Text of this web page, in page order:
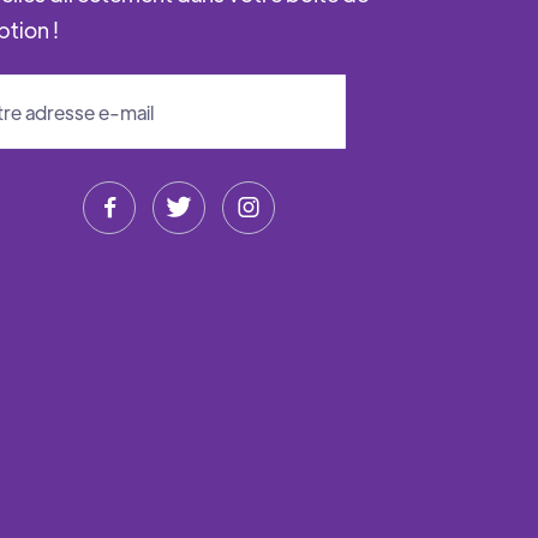
!
  